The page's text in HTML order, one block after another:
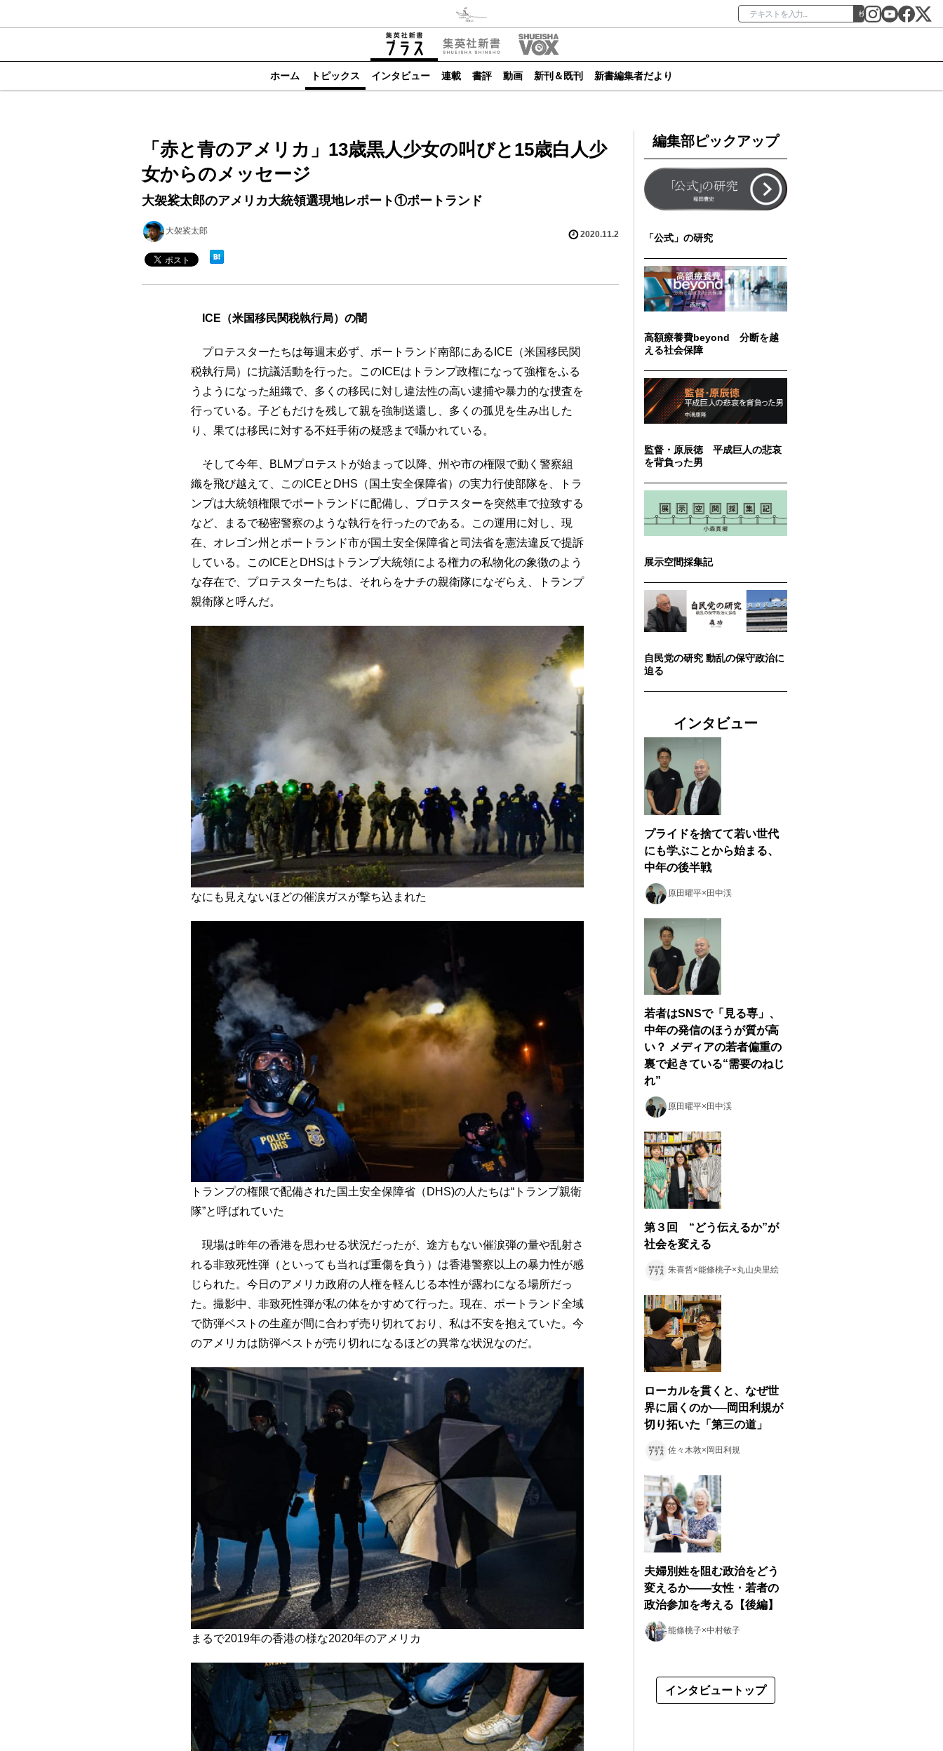
検索
ホーム トピックス インタビュー 連載 書評 動画 新刊＆既刊 新書編集者だより
「赤と青のアメリカ」13歳黒人少女の叫びと15歳白人少
女からのメッセージ
大袈裟太郎のアメリカ大統領選現地レポート①ポートランド
大袈裟太郎 2020.11.2
ICE（米国移民関税執行局）の闇
プロテスターたちは毎週末必ず、ポートランド南部にあるICE（米国移民関
税執行局）に抗議活動を行った。このICEはトランプ政権になって強権をふる
うようになった組織で、多くの移民に対し違法性の高い逮捕や暴力的な捜査を
行っている。子どもだけを残して親を強制送還し、多くの孤児を生み出した
り、果ては移民に対する不妊手術の疑惑まで囁かれている。
そして今年、BLMプロテストが始まって以降、州や市の権限で動く警察組
織を飛び越えて、このICEとDHS（国土安全保障省）の実力行使部隊を、トラ
ンプは大統領権限でポートランドに配備し、プロテスターを突然車で拉致する
など、まるで秘密警察のような執行を行ったのである。この運用に対し、現
在、オレゴン州とポートランド市が国土安全保障省と司法省を憲法違反で提訴
している。このICEとDHSはトランプ大統領による権力の私物化の象徴のよう
な存在で、プロテスターたちは、それらをナチの親衛隊になぞらえ、トランプ
親衛隊と呼んだ。
なにも見えないほどの催涙ガスが撃ち込まれた
トランプの権限で配備された国土安全保障省（DHS)の人たちは“トランプ親衛
隊”と呼ばれていた
現場は昨年の香港を思わせる状況だったが、途方もない催涙弾の量や乱射さ
れる非致死性弾（といっても当れば重傷を負う）は香港警察以上の暴力性が感
じられた。今日のアメリカ政府の人権を軽んじる本性が露わになる場所だっ
た。撮影中、非致死性弾が私の体をかすめて行った。現在、ポートランド全域
で防弾ベストの生産が間に合わず売り切れており、私は不安を抱えていた。今
のアメリカは防弾ベストが売り切れになるほどの異常な状況なのだ。
まるで2019年の香港の様な2020年のアメリカ
編集部ピックアップ
「公式」の研究
高額療養費beyond 分断を越
える社会保障
監督・原辰徳 平成巨人の悲哀
を背負った男
展示空間採集記
自民党の研究 動乱の保守政治に
迫る
インタビュー
プライドを捨てて若い世代
にも学ぶことから始まる、
中年の後半戦
原田曜平×田中渓
若者はSNSで「見る専」、
中年の発信のほうが質が高
い？ メディアの若者偏重の
裏で起きている“需要のねじ
れ”
原田曜平×田中渓
第３回 “どう伝えるか”が
社会を変える
朱喜哲×能條桃子×丸山央里絵
ローカルを貫くと、なぜ世
界に届くのか──岡田利規が
切り拓いた「第三の道」
佐々木敦×岡田利規
夫婦別姓を阻む政治をどう
変えるか――女性・若者の
政治参加を考える【後編】
能條桃子×中村敏子
インタビュートップ